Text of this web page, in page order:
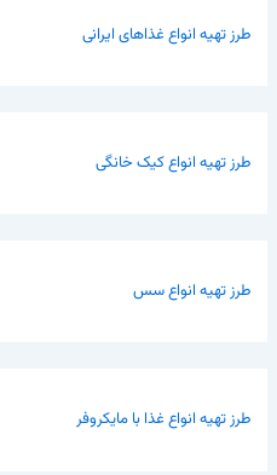
طرز تهیه انواع غذاهای ایرانی
طرز تهیه انواع کیک خانگی
طرز تهیه انواع سس
طرز تهیه انواع غذا با مایکروفر